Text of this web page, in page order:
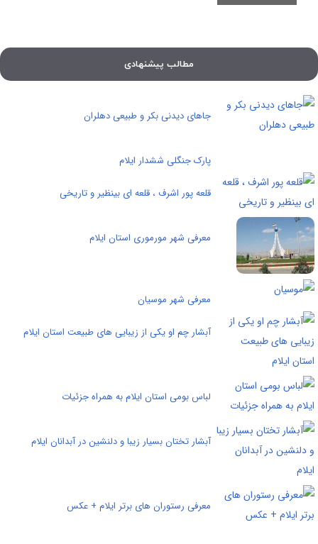
مطالب پیشنهادی
جاهای دیدنی بکر و طبیعی دهلران
پارک جنگلی ششدار ایلام
قلعه پور اشرف ، قلعه ای بینظیر و تاریخی
معرفی شهر مورموری استان ایلام
معرفی شهر موسیان
آبشار چم او يکی از زيبايی های طبيعت استان ايلام
لباس بومی استان ایلام به همراه جزئیات
آبشار تختان بسیار زیبا و دلنشین در آبدانان ایلام
معرفی رستوران های برتر ایلام + عکس